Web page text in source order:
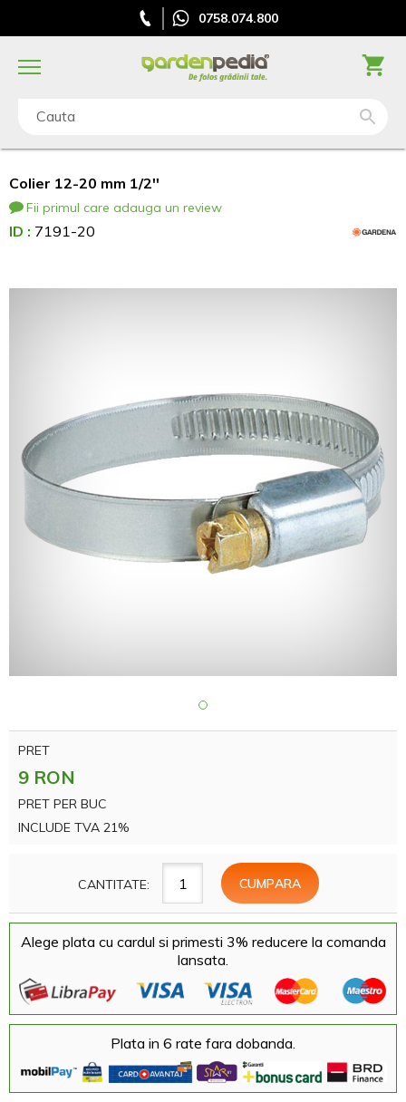
0758.074.800
Cauta
Colier 12-20 mm 1/2''
Fii primul care adauga un review
ID : 7191-20
PRET
9 RON
PRET PER BUC
INCLUDE TVA 21%
CANTITATE:
Alege plata cu cardul si primesti 3% reducere la comanda
lansata.
Plata in 6 rate fara dobanda.